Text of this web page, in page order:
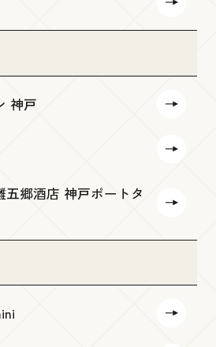
神戸
郷酒店 神戸ポートタ